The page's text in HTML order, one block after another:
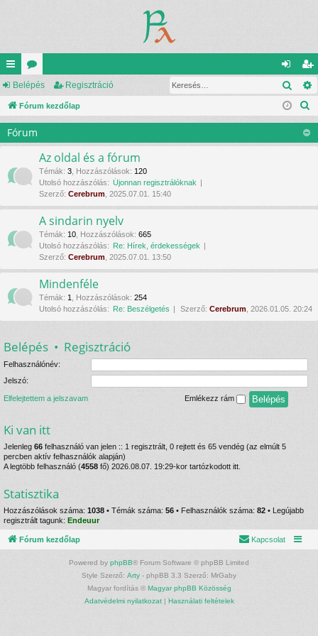
yo
rs
lin
ke
k
ór
u
ok
el
ép
eg
is
ztr
ác
Belépés Regisztráció
Fórum kezdőlap
Fórum
Az oldal és a fórum
Témák: 3 Hozzászólások: 120
Utolsó hozzászólás: Újonnan regisztrálóknak
Szerző: Cerebrum , 2025.07.01. 15:40
A sindarin nyelv
Témák: 10 Hozzászólások: 665
Utolsó hozzászólás: Re: Hírek, érdekességek
Szerző: Cerebrum , 2025.07.01. 13:50
Mindenféle
Témák: 1 Hozzászólások: 254
Utolsó hozzászólás: Re: Beszélgetés Szerző: Cerebrum , 2026.01.05. 20:24
Belépés • Regisztráció
Felhasználónév:
Jelszó:
Elfelejtettem a jelszavam Emlékezz rám
Ki van itt
Jelenleg 66 felhasználó van jelen :: 1 regisztrált, 0 rejtett és 65 vendég (az elmúlt 5
percben aktív felhasználók alapján)
A legtöbb felhasználó (4558 fő) 2026.08.07. 19:29-kor tartózkodott itt.
Statisztika
Hozzászólások száma: 1038 • Témák száma: 56 • Felhasználók száma: 82 • Legújabb
regisztrált tagunk: Endeuur
Fórum kezdőlap Kapcsolat
Powered by phpBB® Forum Software © phpBB Limited
Style Szerző: Arty - phpBB 3.3 Szerző: MrGaby
Magyar fordítás © Magyar phpBB Közösség
Adatvédelmi nyilatkozat| Használati feltételek